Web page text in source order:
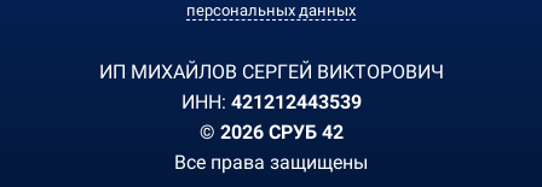
персональных данных
ИП МИХАЙЛОВ СЕРГЕЙ ВИКТОРОВИЧ
ИНН: 421212443539
© 2026 СРУБ 42
Все права защищены